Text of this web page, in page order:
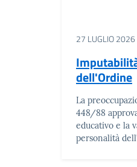
27 LUGLIO 2026
dell'Ordine
La
448/88
educativo e la
personalità